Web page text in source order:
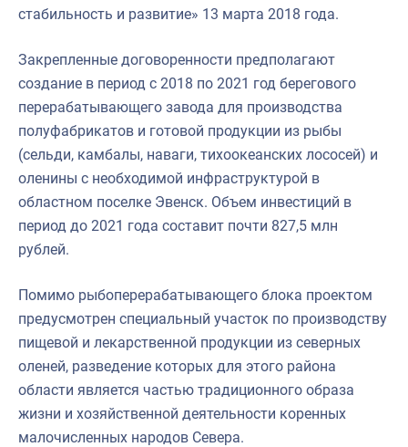
стабильность и развитие» 13 марта 2018 года.
Закрепленные договоренности предполагают
создание в период с 2018 по 2021 год берегового
перерабатывающего завода для производства
полуфабрикатов и готовой продукции из рыбы
(сельди, камбалы, наваги, тихоокеанских лососей) и
оленины с необходимой инфраструктурой в
областном поселке Эвенск. Объем инвестиций в
период до 2021 года составит почти 827,5 млн
рублей.
Помимо рыбоперерабатывающего блока проектом
предусмотрен специальный участок по производству
пищевой и лекарственной продукции из северных
оленей, разведение которых для этого района
области является частью традиционного образа
жизни и хозяйственной деятельности коренных
малочисленных народов Севера.